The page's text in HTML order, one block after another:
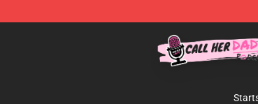
Call Her Daddy Store - Official Call Her